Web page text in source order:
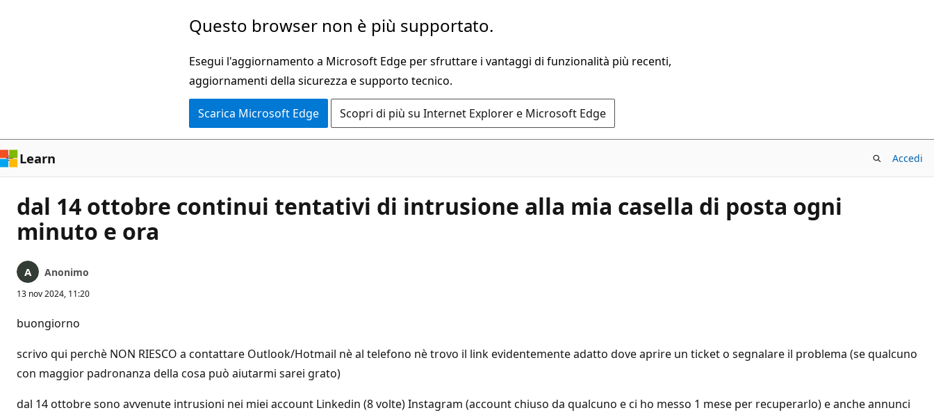
Questo browser non è più supportato.
Esegui l'aggiornamento a Microsoft Edge per sfruttare i vantaggi di funzionalità più recenti,
aggiornamenti della sicurezza e supporto tecnico.
Scarica Microsoft Edge Scopri di più su Internet Explorer e Microsoft Edge
Learn Accedi
dal 14 ottobre continui tentativi di intrusione alla mia casella di posta ogni
minuto e ora
Anonimo
13 nov 2024, 11:20
buongiorno
scrivo qui perchè NON RIESCO a contattare Outlook/Hotmail nè al telefono nè trovo il link evidentemente adatto dove aprire un ticket o segnalare il problema (se qualcuno
con maggior padronanza della cosa può aiutarmi sarei grato)
dal 14 ottobre sono avvenute intrusioni nei miei account Linkedin (8 volte) Instagram (account chiuso da qualcuno e ci ho messo 1 mese per recuperarlo) e anche annunci